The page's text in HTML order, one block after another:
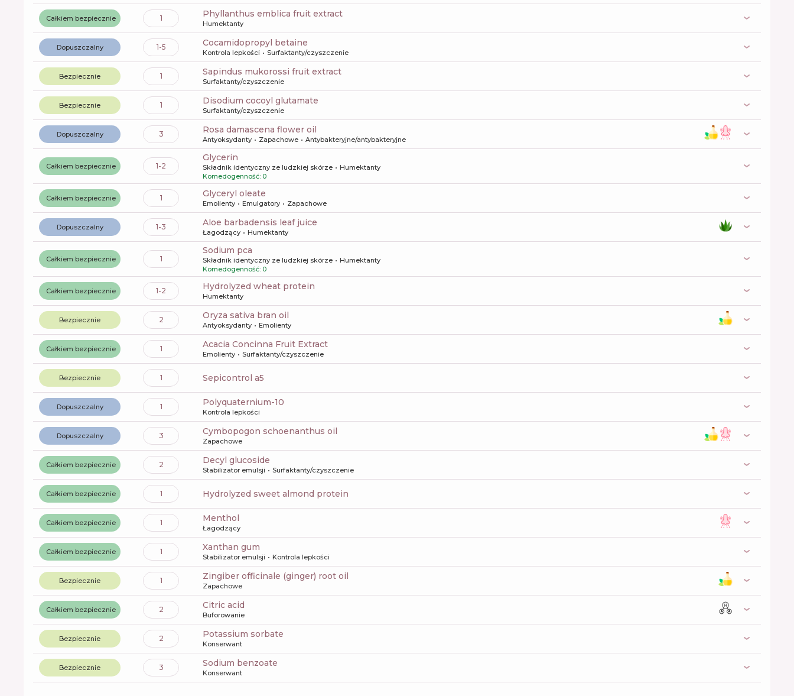
Całkiem bezpiecznie 1 phyllanthus emblica fruit extract
Humektanty
Dopuszczalny 1-5 cocamidopropyl betaine
Kontrola lepkości Surfaktanty/czyszczenie
Bezpiecznie 1 sapindus mukorossi fruit extract
Surfaktanty/czyszczenie
Bezpiecznie 1 disodium cocoyl glutamate
Surfaktanty/czyszczenie
Dopuszczalny 3 rosa damascena flower oil
Antyoksydanty Zapachowe Antybakteryjne/antybakteryjne
Całkiem bezpiecznie 1-2
glycerin
Składnik identyczny ze ludzkiej skórze
Humektanty
Komedogenność: 0
Całkiem bezpiecznie 1 glyceryl oleate
Emolienty Emulgatory Zapachowe
Dopuszczalny 1-3 aloe barbadensis leaf juice
Łagodzący Humektanty
Całkiem bezpiecznie 1
sodium pca
Składnik identyczny ze ludzkiej skórze
Humektanty
Komedogenność: 0
Całkiem bezpiecznie 1-2 hydrolyzed wheat protein
Humektanty
Bezpiecznie 2 oryza sativa bran oil
Antyoksydanty Emolienty
Całkiem bezpiecznie 1 Acacia Concinna Fruit Extract
Emolienty Surfaktanty/czyszczenie
Bezpiecznie 1 sepicontrol a5
Dopuszczalny 1 polyquaternium-10
Kontrola lepkości
Dopuszczalny 3 cymbopogon schoenanthus oil
Zapachowe
Całkiem bezpiecznie 2 decyl glucoside
Stabilizator emulsji Surfaktanty/czyszczenie
Całkiem bezpiecznie 1 hydrolyzed sweet almond protein
Całkiem bezpiecznie 1 menthol
Łagodzący
Całkiem bezpiecznie 1 xanthan gum
Stabilizator emulsji Kontrola lepkości
Bezpiecznie 1 zingiber officinale (ginger) root oil
Zapachowe
Całkiem bezpiecznie 2 citric acid
Buforowanie
Bezpiecznie 2 potassium sorbate
Konserwant
Bezpiecznie 3 sodium benzoate
Konserwant